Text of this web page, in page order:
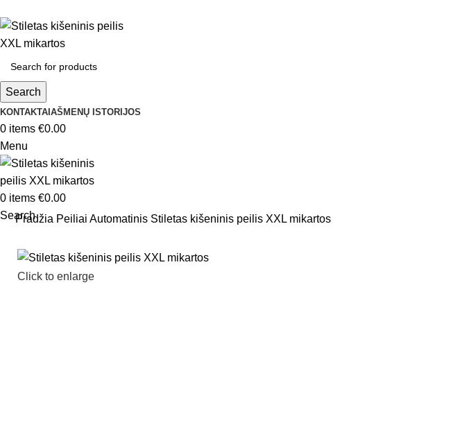
Search
KONTAKTAI AŠMENŲ ISTORIJOS
0 items €0.00
Menu
0 items €0.00
Search
Pradžia Peiliai Automatinis Stiletas kišeninis peilis XXL mikartos
Click to enlarge